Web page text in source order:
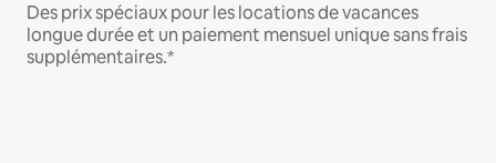
Des prix spéciaux pour les locations de vacances
longue durée et un paiement mensuel unique sans frais
supplémentaires.*